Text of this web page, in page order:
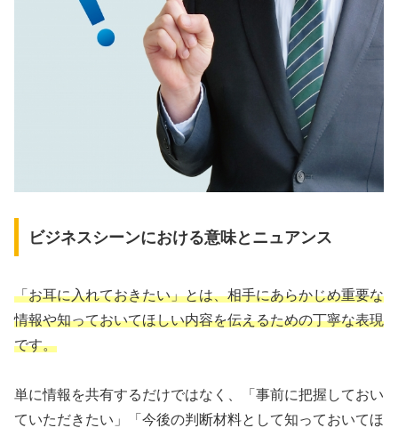
ビジネスシーンにおける意味とニュアンス
「お耳に入れておきたい」とは、相手にあらかじめ重要な
情報や知っておいてほしい内容を伝えるための丁寧な表現
です。
単に情報を共有するだけではなく、「事前に把握しておい
ていただきたい」「今後の判断材料として知っておいてほ